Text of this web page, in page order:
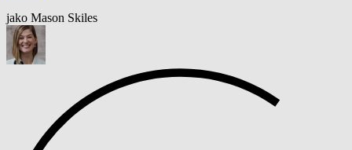
jako Mason Skiles